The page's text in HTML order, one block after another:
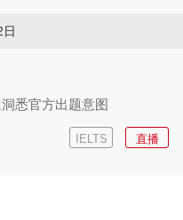
悉官方出题意图
IELTS 直播